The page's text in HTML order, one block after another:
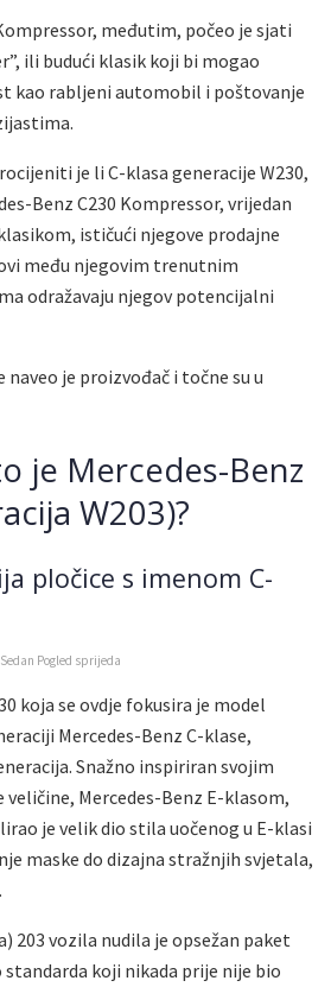
međutim, počeo je sjati
ili budući klasik koji bi mogao
kao rabljeni automobil i poštovanje
je li C-klasa generacije W230,
Benz C230 Kompressor, vrijedan
ističući njegove prodajne
među njegovim trenutnim
odražavaju njegov potencijalni
je proizvođač i točne su u
je Mercedes-Benz
W203)?
pločice s imenom C-
Pogled sprijeda
koja se ovdje fokusira je model
Mercedes-Benz C-klase,
Snažno inspiriran svojim
Mercedes-Benz E-klasom,
je velik dio stila uočenog u E-klasi
maske do dizajna stražnjih svjetala,
203 vozila nudila je opsežan paket
koji nikada prije nije bio